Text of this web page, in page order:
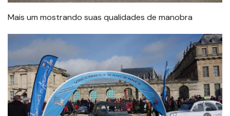
Mais um mostrando suas qualidades de manobra